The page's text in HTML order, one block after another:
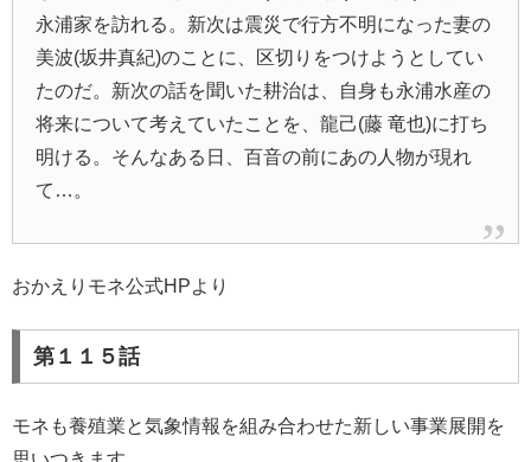
永浦家を訪れる。新次は震災で行方不明になった妻の
美波(坂井真紀)のことに、区切りをつけようとしてい
たのだ。新次の話を聞いた耕治は、自身も永浦水産の
将来について考えていたことを、龍己(藤 竜也)に打ち
明ける。そんなある日、百音の前にあの人物が現れ
て…。
おかえりモネ公式HPより
第１１５話
モネも養殖業と気象情報を組み合わせた新しい事業展開を